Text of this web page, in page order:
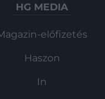
HG MEDIA
előfizetés
Haszon
In